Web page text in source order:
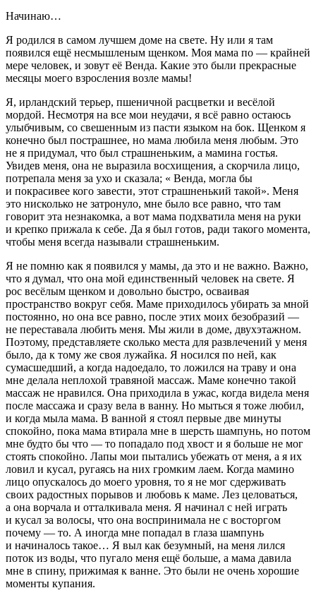
Начинаю…
Я родился в самом лучшем доме на свете. Ну или я там
появился ещё несмышленым щенком. Моя мама по — крайней
мере человек, и зовут её Венда. Какие это были прекрасные
месяцы моего взросления возле мамы!
Я, ирландский терьер, пшеничной расцветки и весёлой
мордой. Несмотря на все мои неудачи, я всё равно остаюсь
улыбчивым, со свешенным из пасти языком на бок. Щенком я
конечно был пострашнее, но мама любила меня любым. Это
не я придумал, что был страшненьким, а мамина гостья.
Увидев меня, она не выразила восхищения, а скорчила лицо,
потрепала меня за ухо и сказала; « Венда, могла бы
и покрасивее кого завести, этот страшненький такой». Меня
это нисколько не затронуло, мне было все равно, что там
говорит эта незнакомка, а вот мама подхватила меня на руки
и крепко прижала к себе. Да я был готов, ради такого момента,
чтобы меня всегда называли страшненьким.
Я не помню как я появился у мамы, да это и не важно. Важно,
что я думал, что она мой единственный человек на свете. Я
рос весёлым щенком и довольно быстро, осваивая
пространство вокруг себя. Маме приходилось убирать за мной
постоянно, но она все равно, после этих моих безобразий —
не переставала любить меня. Мы жили в доме, двухэтажном.
Поэтому, представляете сколько места для развлечений у меня
было, да к тому же своя лужайка. Я носился по ней, как
сумасшедший, а когда надоедало, то ложился на траву и она
мне делала неплохой травяной массаж. Маме конечно такой
массаж не нравился. Она приходила в ужас, когда видела меня
после массажа и сразу вела в ванну. Но мыться я тоже любил,
и когда мыла мама. В ванной я стоял первые две минуты
спокойно, пока мама втирала мне в шерсть шампунь, но потом
мне будто бы что — то попадало под хвост и я больше не мог
стоять спокойно. Лапы мои пытались убежать от меня, а я их
ловил и кусал, ругаясь на них громким лаем. Когда мамино
лицо опускалось до моего уровня, то я не мог сдерживать
своих радостных порывов и любовь к маме. Лез целоваться,
а она ворчала и отталкивала меня. Я начинал с ней играть
и кусал за волосы, что она воспринимала не с восторгом
почему — то. А иногда мне попадал в глаза шампунь
и начиналось такое… Я выл как безумный, на меня лился
поток из воды, что пугало меня ещё больше, а мама давила
мне в спину, прижимая к ванне. Это были не очень хорошие
моменты купания.